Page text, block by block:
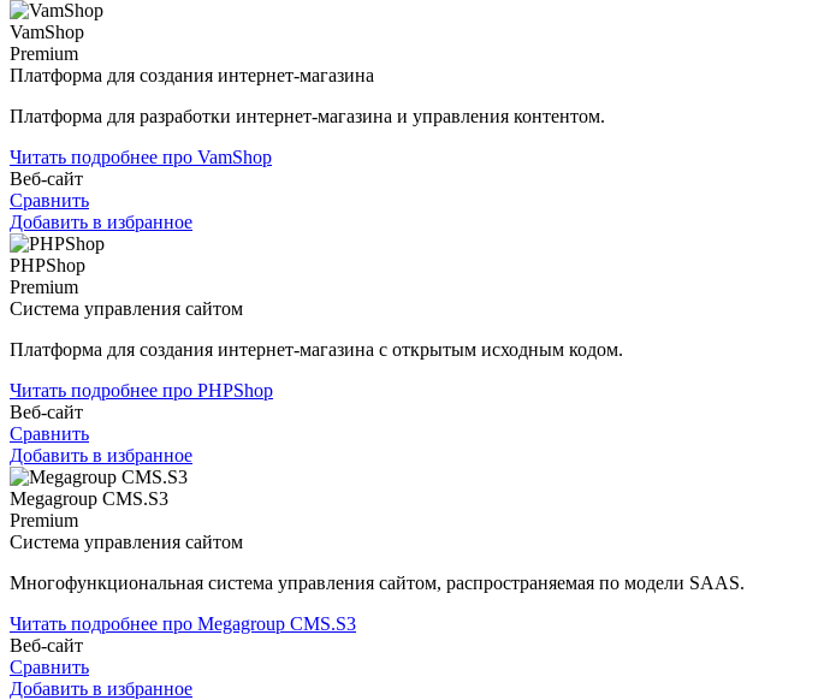
VamShop
Premium
Платформа для создания интернет-магазина
Платформа для разработки интернет-магазина и управления контентом.
Читать подробнее про VamShop
Веб-сайт
Сравнить
Добавить в избранное
PHPShop
Premium
Система управления сайтом
Платформа для создания интернет-магазина с открытым исходным кодом.
Читать подробнее про PHPShop
Веб-сайт
Сравнить
Добавить в избранное
Megagroup CMS.S3
Premium
Система управления сайтом
Многофункциональная система управления сайтом, распространяемая по модели SAAS.
Читать подробнее про Megagroup CMS.S3
Веб-сайт
Сравнить
Добавить в избранное